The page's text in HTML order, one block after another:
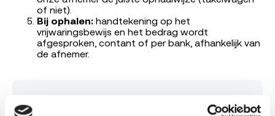
of niet).
Bij ophalen: handtekening op het
vrijwaringsbewijs en het bedrag wordt
afgesproken, contant of per bank, afhankelijk van
de afnemer.